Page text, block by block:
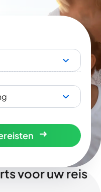
voor uw reis